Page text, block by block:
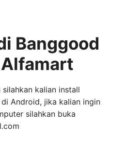
Banggood
silahkan kalian install
Android, jika kalian ingin
silahkan buka